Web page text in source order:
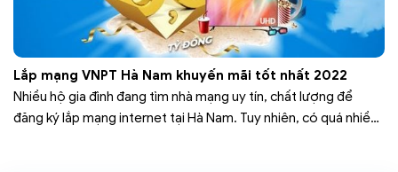
Lắp mạng VNPT Hà Nam khuyến mãi tốt nhất 2022
Nhiều hộ gia đình đang tìm nhà mạng uy tín, chất lượng để
đăng ký lắp mạng internet tại Hà Nam. Tuy nhiên, có quá nhiều